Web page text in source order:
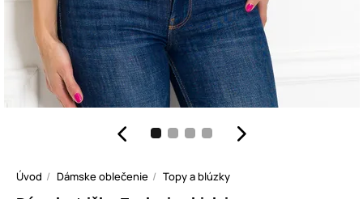
Úvod Dámske oblečenie Topy a blúzky